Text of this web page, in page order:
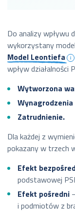
Do analizy wpływu
wykorzystany
Model Leontiefa
wpływ działalności
Wytworzona
Wynagrodzenia
Zatrudnienie.
Dla każdej z
pokazany w trzech
Efekt
podstawowej
Efekt pośredni
i podmiotów z